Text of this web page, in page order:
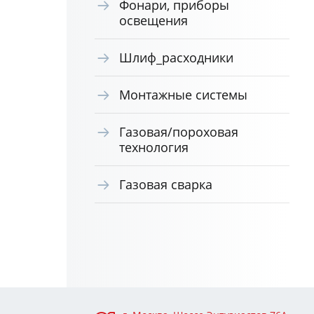
Фонари, приборы
освещения
Шлиф_расходники
Монтажные системы
Газовая/пороховая
технология
Газовая сварка